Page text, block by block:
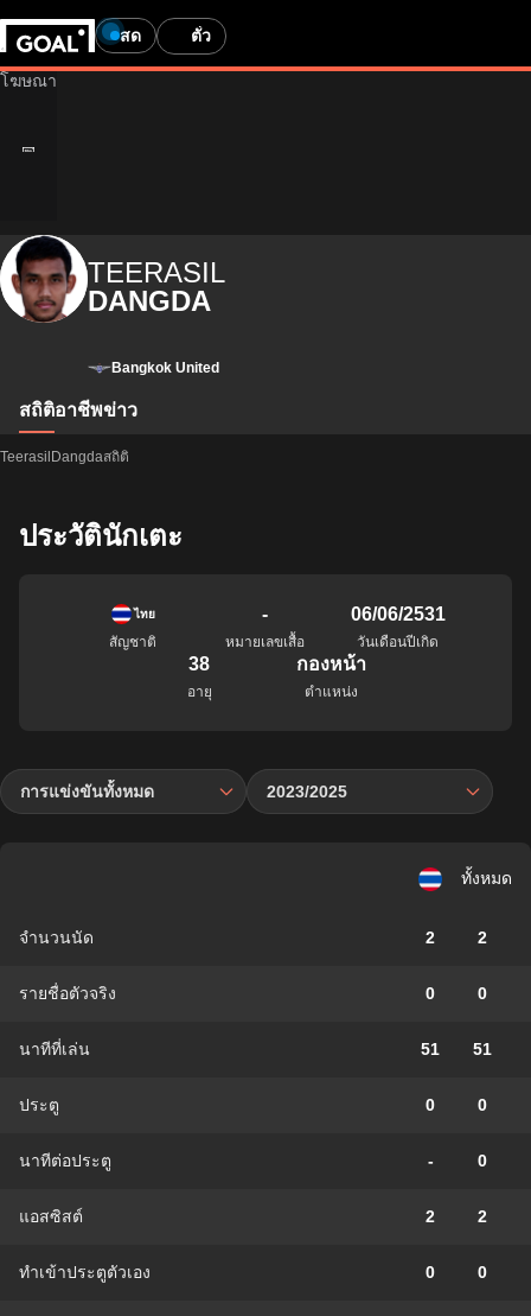
สด ตั๋ว
TEERASIL
DANGDA
Bangkok United
สถิติอาชีพข่าว
TeerasilDangdaสถิติ
ประวัตินักเตะ
ไทย
สัญชาติ
-
หมายเลขเสื้อ
06/06/2531
วันเดือนปีเกิด
38
อายุ
กองหน้า
ตำแหน่ง
การแข่งขันทั้งหมด 2023/2025
ทั้งหมด
จำนวนนัด 2 2
รายชื่อตัวจริง 0 0
นาทีที่เล่น 51 51
ประตู 0 0
นาทีต่อประตู - 0
แอสซิสต์ 2 2
ทําเข้าประตูตัวเอง 0 0